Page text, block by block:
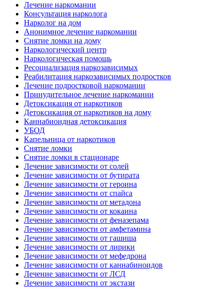
Лечение наркомании
Консультация нарколога
Нарколог на дом
Анонимное лечение наркомании
Снятие ломки на дому
Наркологический центр
Наркологическая помощь
Ресоциализация наркозависимых
Реабилитация наркозависимых подростков
Лечение подростковой наркомании
Принудительное лечение наркомании
Детоксикация от наркотиков
Детоксикация от наркотиков на дому
Каннабиоидная детоксикация
УБОД
Капельница от наркотиков
Снятие ломки
Снятие ломки в стационаре
Лечение зависимости от солей
Лечение зависимости от бутирата
Лечение зависимости от героина
Лечение зависимости от спайса
Лечение зависимости от метадона
Лечение зависимости от кокаина
Лечение зависимости от феназепама
Лечение зависимости от амфетамина
Лечение зависимости от гашиша
Лечение зависимости от лирики
Лечение зависимости от мефедрона
Лечение зависимости от каннабиноидов
Лечение зависимости от ЛСД
Лечение зависимости от экстази